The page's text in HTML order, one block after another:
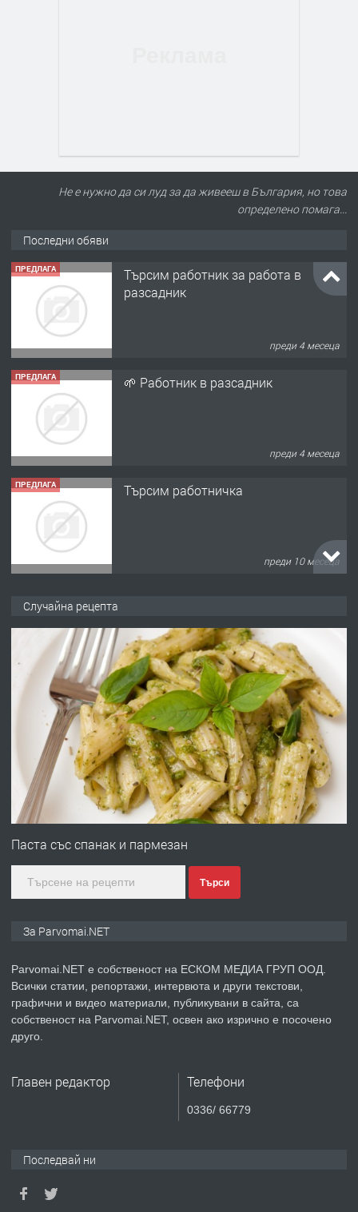
Не е нужно да си луд за да живееш в България, но това
определено помага...
Последни обяви
ПРЕДЛАГА
Търсим работник за работа в
разсадник
преди 4 месеца
ПРЕДЛАГА 🌱 Работник в разсадник
преди 4 месеца
ПРЕДЛАГА Търсим работничка
преди 10 месеца
преди 1 година
ПРЕДЛАГА Работа за общи работници
преди 1 година
ПРЕДЛАГА
Първи поход "По стъпките на Ангел
преди 1 година
ПРЕДЛАГА Уроци по Математика
Случайна рецепта
Паста със спанак и пармезан
Търси
За Parvomai.NET
Parvomai.NET е собственост на ЕСКОМ МЕДИА ГРУП ООД.
Всички статии, репортажи, интервюта и други текстови,
графични и видео материали, публикувани в сайта, са
собственост на Parvomai.NET, освен ако изрично е посочено
друго.
Главен редактор Телефони
0336/ 66779
Последвай ни